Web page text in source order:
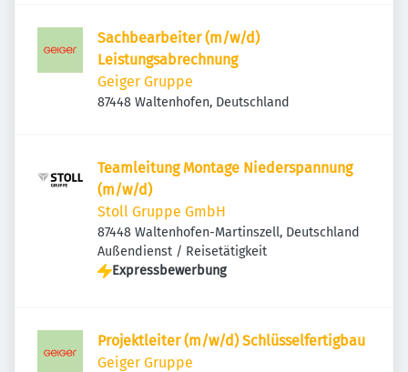
Sachbearbeiter (m/w/d)
Leistungsabrechnung
Geiger Gruppe
87448 Waltenhofen, Deutschland
Teamleitung Montage Niederspannung
(m/w/d)
Stoll Gruppe GmbH
87448 Waltenhofen-Martinszell, Deutschland
Außendienst / Reisetätigkeit
Expressbewerbung
Projektleiter (m/w/d) Schlüsselfertigbau
Geiger Gruppe